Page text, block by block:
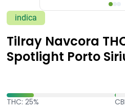
indica
Tilray Navcora
Spotlight Porto
THC: 25%